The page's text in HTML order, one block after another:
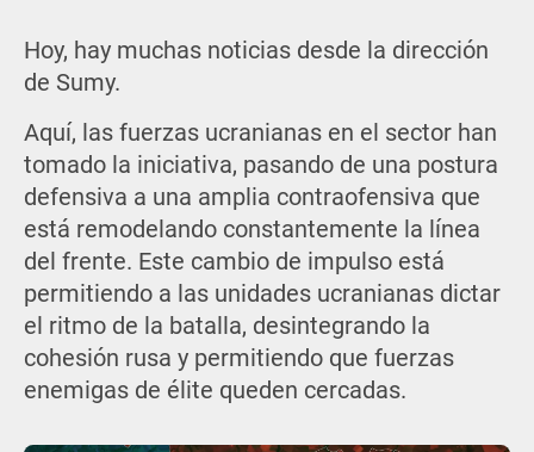
Hoy, hay muchas noticias desde la dirección
de Sumy.
Aquí, las fuerzas ucranianas en el sector han
tomado la iniciativa, pasando de una postura
defensiva a una amplia contraofensiva que
está remodelando constantemente la línea
del frente. Este cambio de impulso está
permitiendo a las unidades ucranianas dictar
el ritmo de la batalla, desintegrando la
cohesión rusa y permitiendo que fuerzas
enemigas de élite queden cercadas.